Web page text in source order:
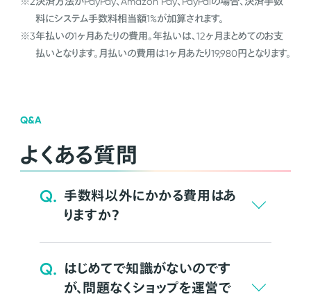
料にシステム手数料相当額1%が加算されます。
※3年払いの1ヶ月あたりの費用。年払いは、12ヶ月まとめてのお支
払いとなります。月払いの費用は1ヶ月あたり19,980円となります。
Q&A
よくある質問
Q. 手数料以外にかかる費用はあ
りますか？
Q. はじめてで知識がないのです
が、問題なくショップを運営で